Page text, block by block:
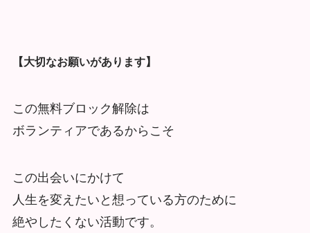
【大切なお願いがあります】
この無料ブロック解除は
ボランティアであるからこそ
この出会いにかけて
人生を変えたいと想っている方のために
絶やしたくない活動です。